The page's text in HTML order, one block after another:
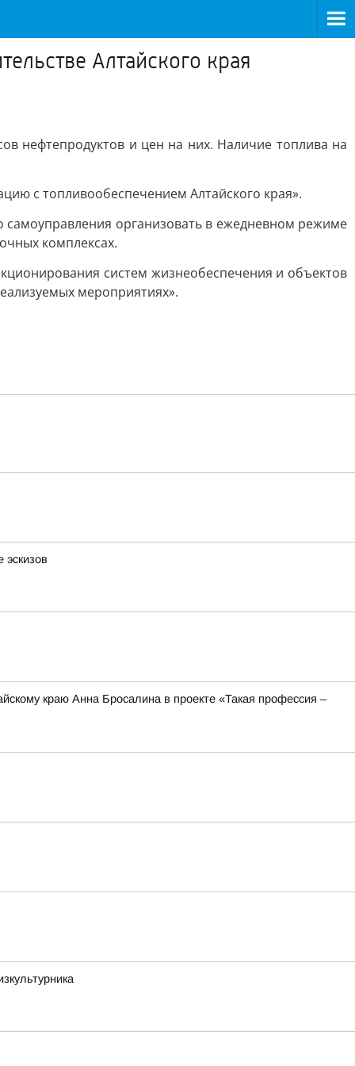
Алтайского края
нефтепродуктов и цен на них. Наличие топлива на
с топливообеспечением Алтайского края».
организовать в ежедневном режиме
комплексах.
систем жизнеобеспечения и объектов
мероприятиях».
краю Анна Бросалина в проекте «Такая профессия –